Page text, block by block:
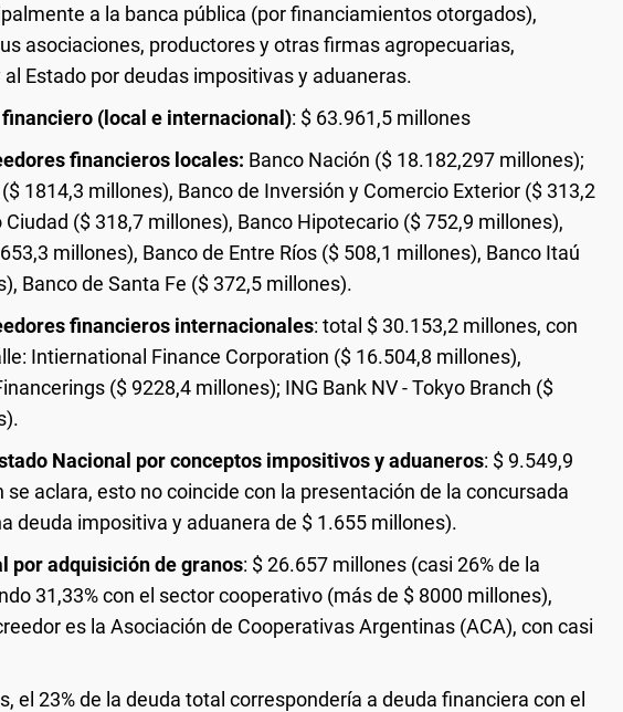
a la banca pública (por financiamientos otorgados),
asociaciones, productores y otras firmas agropecuarias,
Estado por deudas impositivas y aduaneras.
(local e internacional): $ 63.961,5 millones
financieros locales: Banco Nación ($ 18.182,297 millones);
1814,3 millones), Banco de Inversión y Comercio Exterior ($ 313,2
Ciudad ($ 318,7 millones), Banco Hipotecario ($ 752,9 millones),
millones), Banco de Entre Ríos ($ 508,1 millones), Banco Itaú
Banco de Santa Fe ($ 372,5 millones).
financieros internacionales: total $ 30.153,2 millones, con
Intiernational Finance Corporation ($ 16.504,8 millones),
($ 9228,4 millones); ING Bank NV - Tokyo Branch ($
Nacional por conceptos impositivos y aduaneros: $ 9.549,9
se aclara, esto no coincide con la presentación de la concursada
deuda impositiva y aduanera de $ 1.655 millones).
por adquisición de granos: $ 26.657 millones (casi 26% de la
31,33% con el sector cooperativo (más de $ 8000 millones),
es la Asociación de Cooperativas Argentinas (ACA), con casi
el 23% de la deuda total correspondería a deuda financiera con el